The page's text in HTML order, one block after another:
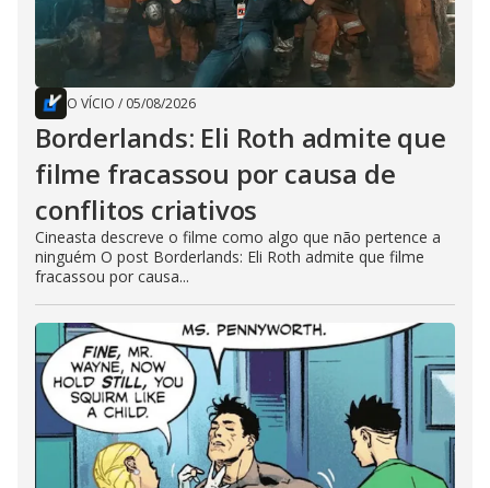
O VÍCIO / 05/08/2026
Borderlands: Eli Roth admite que
filme fracassou por causa de
conflitos criativos
Cineasta descreve o filme como algo que não pertence a
ninguém O post Borderlands: Eli Roth admite que filme
fracassou por causa...